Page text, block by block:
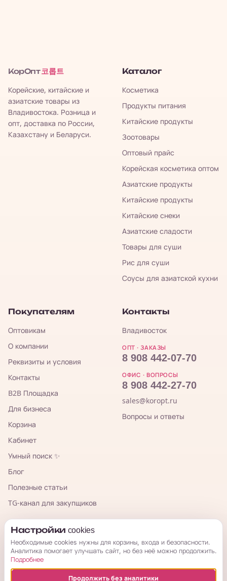
КорОпт 코롭트
Корейские, китайские и
азиатские товары из
Владивостока. Розница и
опт, доставка по России,
Казахстану и Беларуси.
Каталог
Косметика
Продукты питания
Китайские продукты
Зоотовары
Оптовый прайс
Корейская косметика оптом
Азиатские продукты
Китайские продукты
Китайские снеки
Азиатские сладости
Товары для суши
Рис для суши
Соусы для азиатской кухни
Покупателям
Оптовикам
О компании
Реквизиты и условия
Контакты
B2B Площадка
Для бизнеса
Корзина
Кабинет
Умный поиск ✨
Блог
Полезные статьи
TG-канал для закупщиков
Контакты
Владивосток
ОПТ · ЗАКАЗЫ
8 908 442-07-70
ОФИС · ВОПРОСЫ
8 908 442-27-70
sales@koropt.ru
Вопросы и ответы
КорОпт
Настройки cookies
Необходимые cookies нужны для корзины, входа и безопасности.
Аналитика помогает улучшать сайт, но без неё можно продолжить.
Подробнее
Продолжить без аналитики